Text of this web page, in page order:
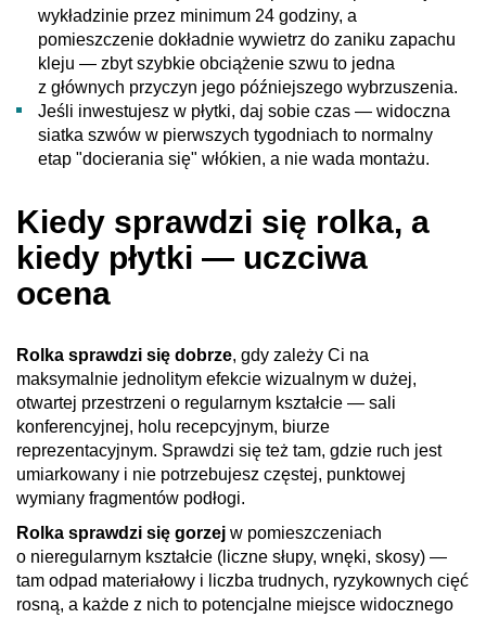
wykładzinie przez minimum 24 godziny, a
pomieszczenie dokładnie wywietrz do zaniku zapachu
kleju — zbyt szybkie obciążenie szwu to jedna
z głównych przyczyn jego późniejszego wybrzuszenia.
Jeśli inwestujesz w płytki, daj sobie czas — widoczna
siatka szwów w pierwszych tygodniach to normalny
etap "docierania się" włókien, a nie wada montażu.
Kiedy sprawdzi się rolka, a
kiedy płytki — uczciwa
ocena
Rolka sprawdzi się dobrze, gdy zależy Ci na
maksymalnie jednolitym efekcie wizualnym w dużej,
otwartej przestrzeni o regularnym kształcie — sali
konferencyjnej, holu recepcyjnym, biurze
reprezentacyjnym. Sprawdzi się też tam, gdzie ruch jest
umiarkowany i nie potrzebujesz częstej, punktowej
wymiany fragmentów podłogi.
Rolka sprawdzi się gorzej w pomieszczeniach
o nieregularnym kształcie (liczne słupy, wnęki, skosy) —
tam odpad materiałowy i liczba trudnych, ryzykownych cięć
rosną, a każde z nich to potencjalne miejsce widocznego